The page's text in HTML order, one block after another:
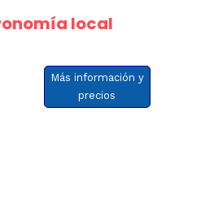
local
Más información y
precios